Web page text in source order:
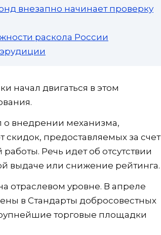
внезапно начинает проверку
раскола России
эрудиции
начал двигаться в этом
о внедрении механизма,
скидок, предоставляемых за счет
Речь идет об отсутствии
выдаче или снижение рейтинга.
отраслевом уровне. В апреле
в Стандарты добросовестных
торговые площадки